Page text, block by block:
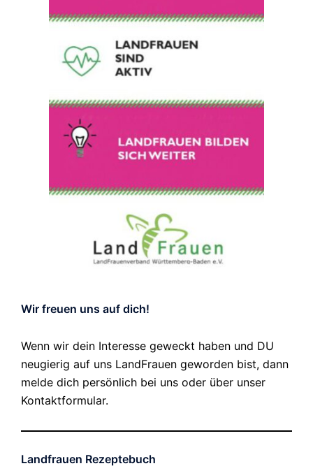
Wir freuen uns auf dich!
Wenn wir dein Interesse geweckt haben und DU
neugierig auf uns LandFrauen geworden bist, dann
melde dich persönlich bei uns oder über unser
Kontaktformular.
Landfrauen Rezeptebuch